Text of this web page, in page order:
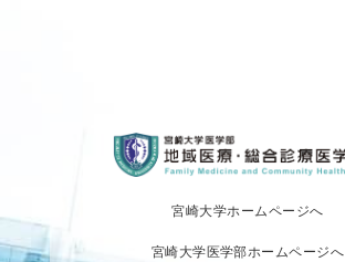
宮崎大学ホームページへ
宮崎大学医学部ホームページへ